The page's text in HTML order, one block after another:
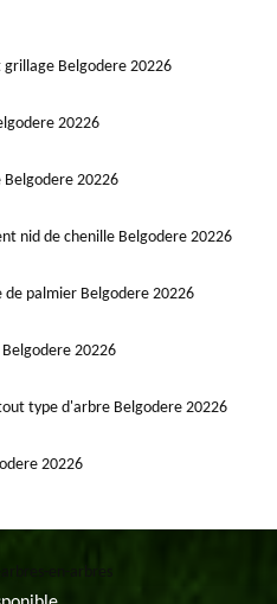
grillage Belgodere 20226
20226
20226
nid de chenille Belgodere 20226
palmier Belgodere 20226
20226
type d'arbre Belgodere 20226
20226